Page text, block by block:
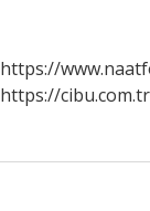
https://
https://cibu.com.tr